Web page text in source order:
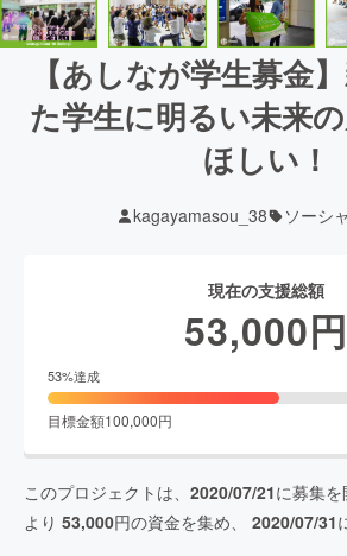
【あしなが学生募金
た学生に明るい未来
ほしい！
kagayamasou_38 ソーシ
現在の支援総額
53,000円
53%達成
目標金額100,000円
このプロジェクトは、 2020/07/21に募集を
より 53,000円の資金を集め、 2020/07/31